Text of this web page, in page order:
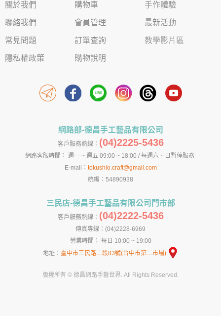
關於我們
聯絡我們
常見問題
隱私權政策
購物車
會員管理
訂單查詢
購物說明
手作體驗
最新活動
教學影片區
網路部-德昌手工藝品有限公司
客戶服務熱線： (04)2225-5436
網路客服時間： 週一 ~ 週五 09:00 ~ 18:00 / 每週六、日暫停服務
E-mail： tokushio.craft@gmail.com
統編：54890938
三民店-德昌手工藝品有限公司門市部
客戶服務熱線： (04)2222-5436
傳真專線：(04)2228-6969
營業時間： 每日 10:00 ~ 19:00
地址： 臺中市三民路二段83號(台中市第二市場)
版權所有 © 德昌網路手藝世界. All Rights Reserved.